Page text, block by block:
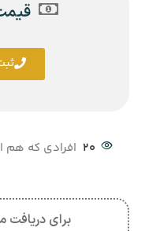
20 افرادی که هم
برای دریافت